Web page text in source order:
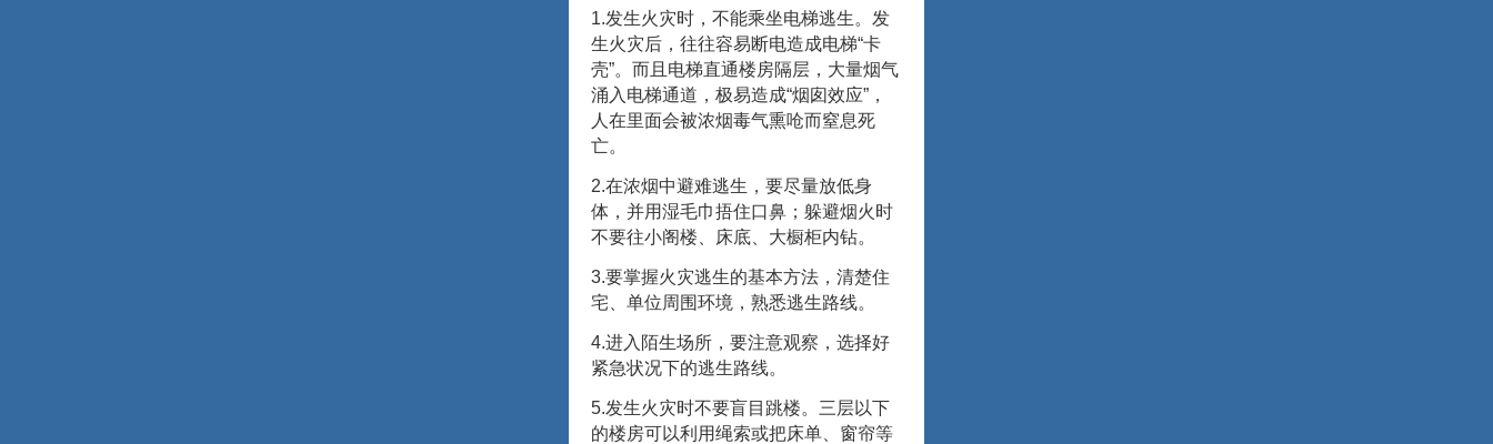
1.发生火灾时，不能乘坐电梯逃生。发
生火灾后，往往容易断电造成电梯“卡
壳”。而且电梯直通楼房隔层，大量烟气
涌入电梯通道，极易造成“烟囱效应”，
人在里面会被浓烟毒气熏呛而窒息死
亡。
2.在浓烟中避难逃生，要尽量放低身
体，并用湿毛巾捂住口鼻；躲避烟火时
不要往小阁楼、床底、大橱柜内钻。
3.要掌握火灾逃生的基本方法，清楚住
宅、单位周围环境，熟悉逃生路线。
4.进入陌生场所，要注意观察，选择好
紧急状况下的逃生路线。
5.发生火灾时不要盲目跳楼。三层以下
的楼房可以利用绳索或把床单、窗帘等